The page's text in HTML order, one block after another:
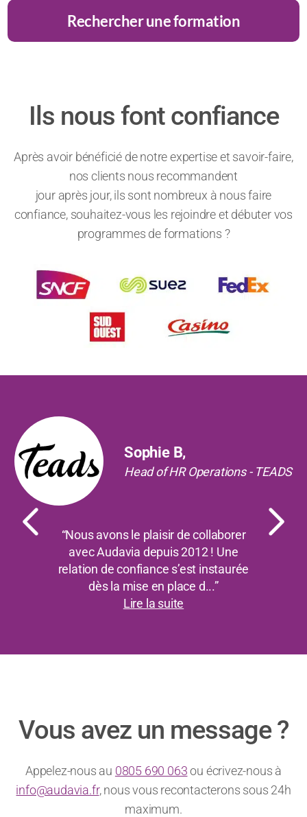
Rechercher une formation
Ils nous font confiance
Après avoir bénéficié de notre expertise et savoir-faire,
nos clients nous recommandent
jour après jour, ils sont nombreux à nous faire
confiance, souhaitez-vous les rejoindre et débuter vos
programmes de formations ?
Sophie B,
Head of HR Operations - TEADS
“Nous avons le plaisir de collaborer
avec Audavia depuis 2012 ! Une
relation de confiance s’est instaurée
dès la mise en place d...”
Lire la suite
Vous avez un message ?
Appelez-nous au 0805 690 063ou écrivez-nous à
info@audavia.fr, nous vous recontacterons sous 24h
maximum.